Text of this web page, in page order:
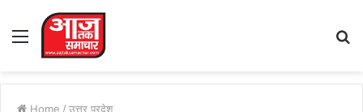
Menu
Home / उत्तर प्रदेश